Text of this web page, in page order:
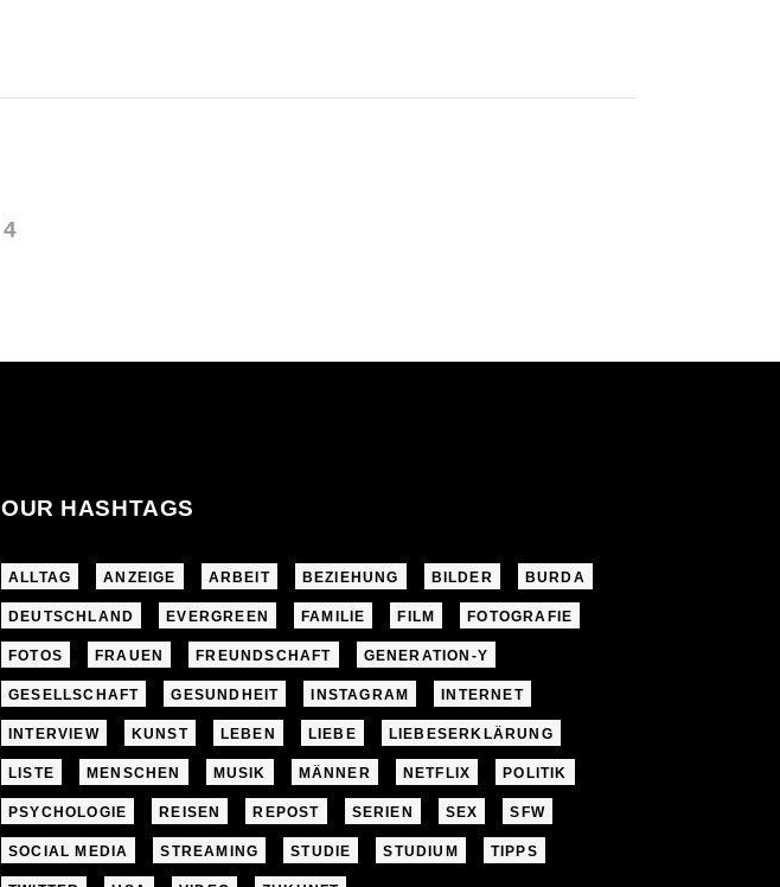
4
OUR HASHTAGS
ALLTAG ANZEIGE ARBEIT BEZIEHUNG BILDER BURDA
DEUTSCHLAND EVERGREEN FAMILIE FILM FOTOGRAFIE
FOTOS FRAUEN FREUNDSCHAFT GENERATION-Y
GESELLSCHAFT GESUNDHEIT INSTAGRAM INTERNET
INTERVIEW KUNST LEBEN LIEBE LIEBESERKLÄRUNG
LISTE MENSCHEN MUSIK MÄNNER NETFLIX POLITIK
PSYCHOLOGIE REISEN REPOST SERIEN SEX SFW
SOCIAL MEDIA STREAMING STUDIE STUDIUM TIPPS